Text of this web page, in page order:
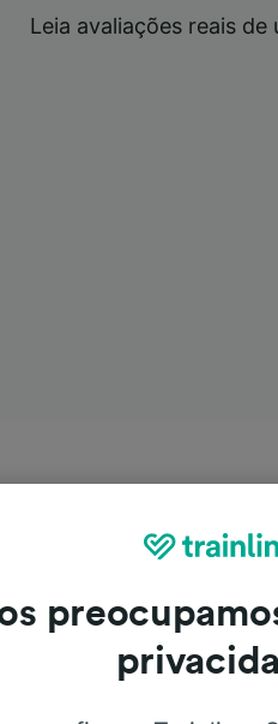
Leia avaliações reais de